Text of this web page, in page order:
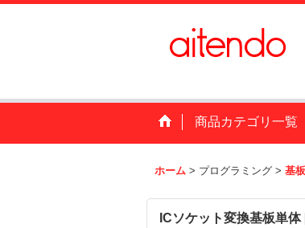
商品カテゴリ一覧
ホーム > プログラミング > 基
ICソケット変換基板単体